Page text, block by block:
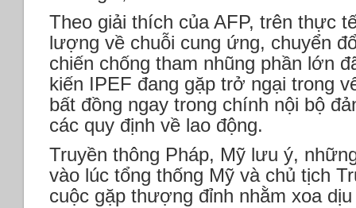
Theo giải thích của AFP, trên thực
lượng về chuỗi cung ứng, chuyển
chiến chống tham nhũng phần lớn
kiến IPEF đang gặp trở ngại trong
bất đồng ngay trong chính nội bộ
các quy định về lao động.
Truyền thông Pháp, Mỹ lưu ý,
vào lúc tổng thống Mỹ và chủ tịch
cuộc gặp thượng đỉnh nhằm xoa